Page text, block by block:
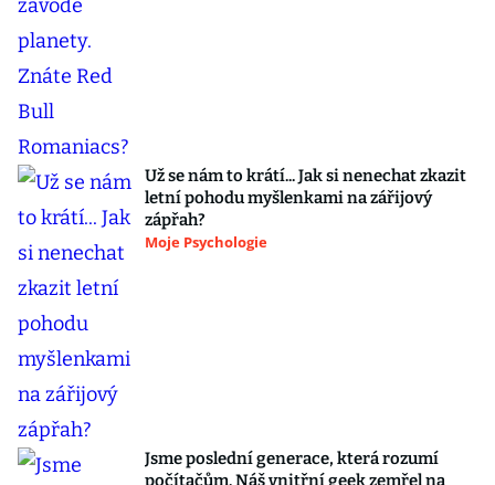
Už se nám to krátí... Jak si nenechat zkazit
letní pohodu myšlenkami na zářijový
zápřah?
Moje Psychologie
Jsme poslední generace, která rozumí
počítačům. Náš vnitřní geek zemřel na